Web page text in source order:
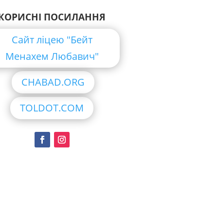
ПОСИЛАННЯ
Сайт ліцею "Бейт
Менахем Любавич"
CHABAD.ORG
TOLDOT.COM